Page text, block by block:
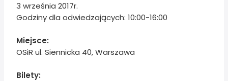
3 września 2017r.
Godziny dla odwiedzających: 10:00-16:00
Miejsce:
OSiR ul. Siennicka 40, Warszawa
Bilety: